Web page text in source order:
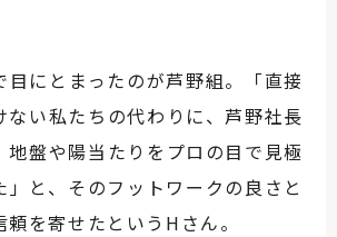
目にとまったのが芦野組。「直接
ない私たちの代わりに、芦野社長
地盤や陽当たりをプロの目で見極
」と、そのフットワークの良さと
を寄せたというHさん。